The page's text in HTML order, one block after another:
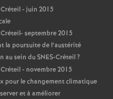
Créteil - juin 2015
Créteil- septembre 2015
la poursuite de l’austérité
au sein duSNES-Créteil?
Créteil - novembre 2015
pour le changement climatique
et à améliorer